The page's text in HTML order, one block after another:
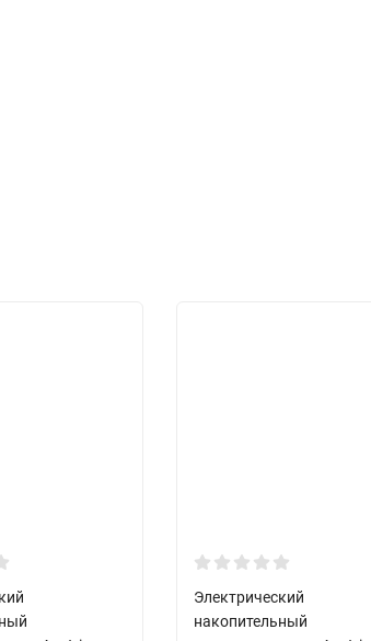
Электрический
накопительный